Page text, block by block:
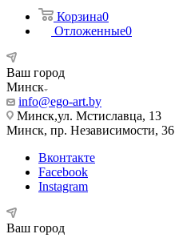
Корзина0
Отложенные0
Ваш город
Минск
info@ego-art.by
Минск,ул. Мстиславца, 13
Минск, пр. Независимости, 36
Вконтакте
Facebook
Instagram
Ваш город